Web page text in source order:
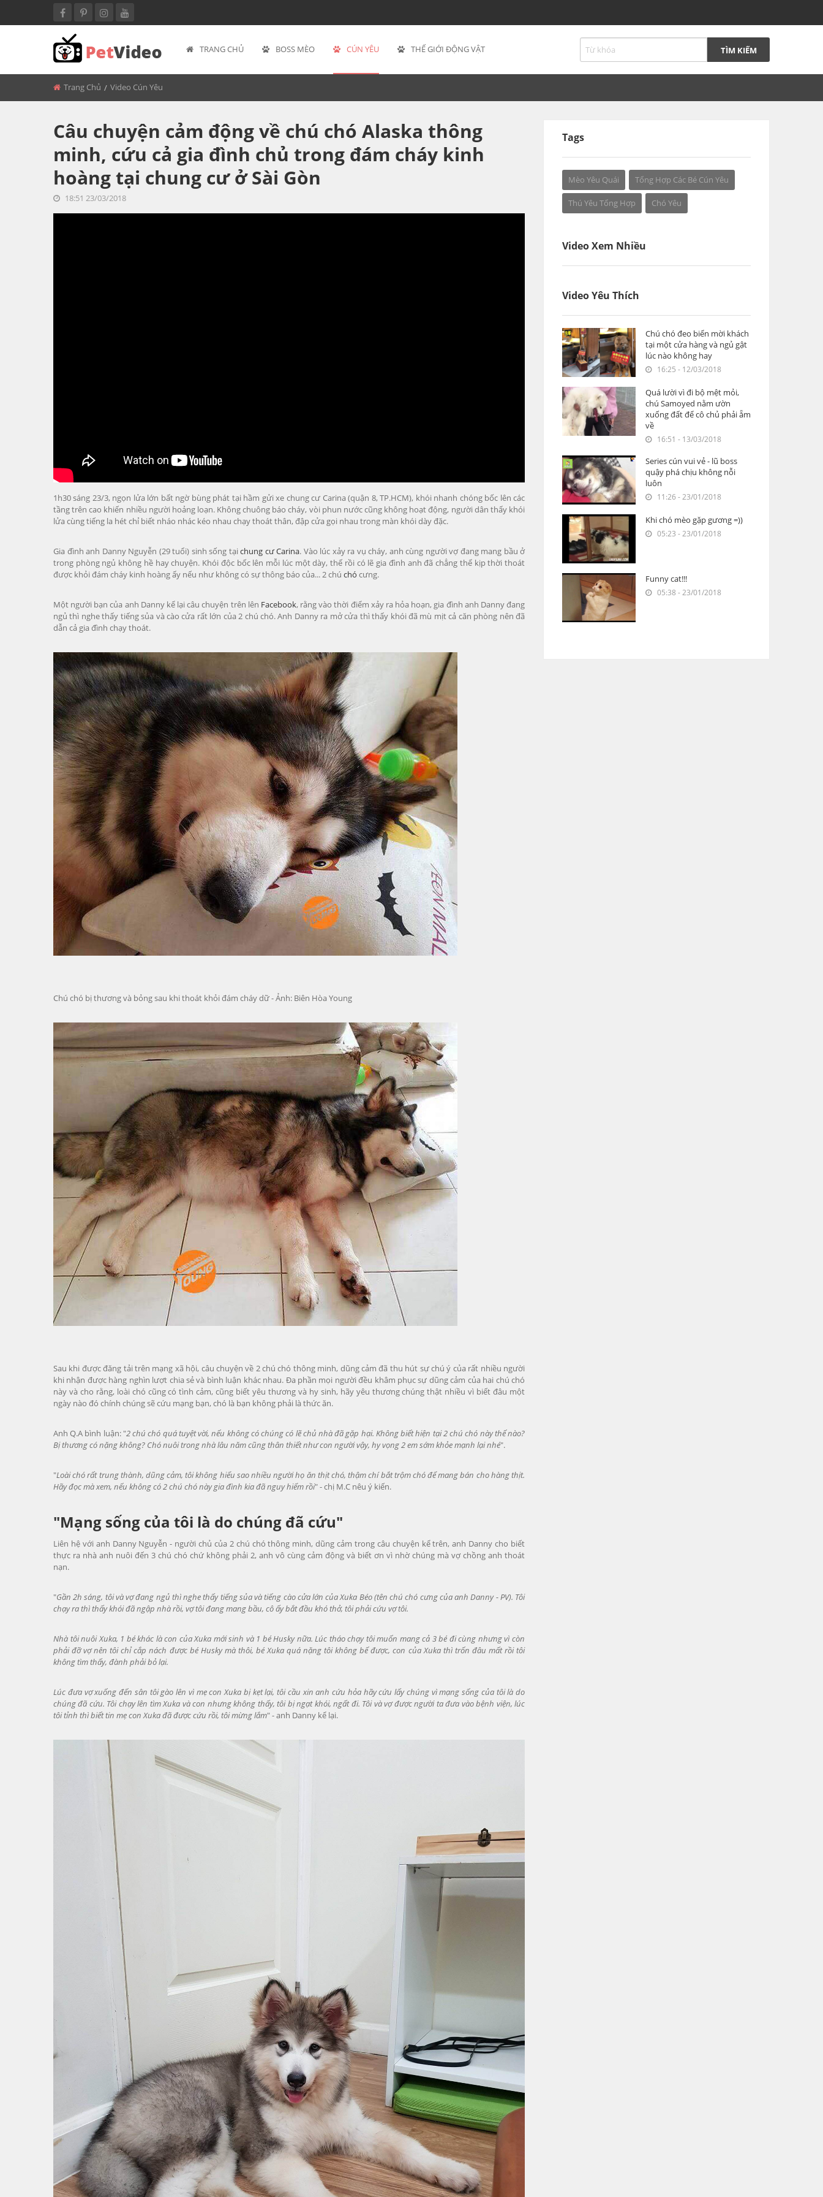
MÈO BÉO
TRANG CHỦ BOSS MÈO CÚN YÊU THẾ GIỚI ĐỘNG VẬT
Trang Chủ Video Cún Yêu
Câu chuyện cảm động về chú chó Alaska thông
minh, cứu cả gia đình chủ trong đám cháy kinh
hoàng tại chung cư ở Sài Gòn
18:51 23/03/2018
1h30 sáng 23/3, ngọn lửa lớn bất ngờ bùng phát tại hầm gửi xe chung cư Carina (quận 8, TP.HCM), khói nhanh chóng bốc lên các
tầng trên cao khiến nhiều người hoảng loạn. Không chuông báo cháy, vòi phun nước cũng không hoạt động, người dân thấy khói
lửa cùng tiếng la hét chỉ biết nháo nhác kéo nhau chạy thoát thân, đập cửa gọi nhau trong màn khói dày đặc.
Gia đình anh Danny Nguyễn (29 tuổi) sinh sống tạichung cư Carina. Vào lúc xảy ra vụ cháy, anh cùng người vợ đang mang bầu ở
trong phòng ngủ không hề hay chuyện. Khói độc bốc lên mỗi lúc một dày, thế rồi có lẽ gia đình anh đã chẳng thể kịp thời thoát
được khỏi đám cháy kinh hoàng ấy nếu như không có sự thông báo của... 2 chú chó cưng.
Một người bạn của anh Danny kể lại câu chuyện trên lên Facebook, rằng vào thời điểm xảy ra hỏa hoạn, gia đình anh Danny đang
ngủ thì nghe thấy tiếng sủa và cào cửa rất lớn của 2 chú chó. Anh Danny ra mở cửa thì thấy khói đã mù mịt cả căn phòng nên đã
dẫn cả gia đình chạy thoát.
Chú chó bị thương và bỏng sau khi thoát khỏi đám cháy dữ - Ảnh: Biên Hòa Young
Sau khi được đăng tải trên mạng xã hội, câu chuyện về 2 chú chó thông minh, dũng cảm đã thu hút sự chú ý của rất nhiều người
khi nhận được hàng nghìn lượt chia sẻ và bình luận khác nhau. Đa phần mọi người đều khâm phục sự dũng cảm của hai chú chó
này và cho rằng, loài chó cũng có tình cảm, cũng biết yêu thương và hy sinh, hãy yêu thương chúng thật nhiều vì biết đâu một
ngày nào đó chính chúng sẽ cứu mạng bạn, chó là bạn không phải là thức ăn.
Anh Q.A bình luận: "2 chú chó quá tuyệt vời, nếu không có chúng có lẽ chủ nhà đã gặp hại. Không biết hiện tại 2 chú chó này thế nào?
Bị thương có nặng không? Chó nuôi trong nhà lâu năm cũng thân thiết như con người vậy, hy vọng 2 em sớm khỏe mạnh lại nhé".
"Loài chó rất trung thành, dũng cảm, tôi không hiểu sao nhiều người họ ăn thịt chó, thậm chí bắt trộm chó để mang bán cho hàng thịt.
Hãy đọc mà xem, nếu không có 2 chú chó này gia đình kia đã nguy hiểm rồi" - chị M.C nêu ý kiến.
"Mạng sống của tôi là do chúng đã cứu"
Liên hệ với anh Danny Nguyễn - người chủ của 2 chú chó thông minh, dũng cảm trong câu chuyện kể trên, anh Danny cho biết
thực ra nhà anh nuôi đến 3 chú chó chứ không phải 2, anh vô cùng cảm động và biết ơn vì nhờ chúng mà vợ chồng anh thoát
nạn.
"Gần 2h sáng, tôi và vợ đang ngủ thì nghe thấy tiếng sủa và tiếng cào cửa lớn của Xuka Béo (tên chú chó cưng của anh Danny - PV). Tôi
chạy ra thì thấy khói đã ngập nhà rồi, vợ tôi đang mang bầu, cô ấy bắt đầu khó thở, tôi phải cứu vợ tôi.
Nhà tôi nuôi Xuka, 1 bé khác là con của Xuka mới sinh và 1 bé Husky nữa. Lúc tháo chạy tôi muốn mang cả 3 bé đi cùng nhưng vì còn
phải đỡ vợ nên tôi chỉ cắp nách được bé Husky mà thôi, bé Xuka quá nặng tôi không bế được, con của Xuka thì trốn đâu mất rồi tôi
không tìm thấy, đành phải bỏ lại.
Lúc đưa vợ xuống đến sân tôi gào lên vì mẹ con Xuka bị kẹt lại, tôi cầu xin anh cứu hỏa hãy cứu lấy chúng vì mạng sống của tôi là do
chúng đã cứu. Tôi chạy lên tìm Xuka và con nhưng không thấy, tôi bị ngạt khói, ngất đi. Tôi và vợ được người ta đưa vào bệnh viện, lúc
tôi tỉnh thì biết tin mẹ con Xuka đã được cứu rồi, tôi mừng lắm" - anh Danny kể lại.
Tags
Mèo Yêu Quái Tổng Hợp Các Bé Cún Yêu
Thú Yêu Tổng Hợp Chó Yêu
Video Xem Nhiều
Video Yêu Thích
Chú chó đeo biển mời khách
tại một cửa hàng và ngủ gật
lúc nào không hay
16:25 - 12/03/2018
Quá lười vì đi bộ mệt mỏi,
chú Samoyed nằm ườn
xuống đất để cô chủ phải ẵm
về
16:51 - 13/03/2018
Series cún vui vẻ - lũ boss
quậy phá chịu không nỗi
luôn
11:26 - 23/01/2018
Khi chó mèo gặp gương =))
05:23 - 23/01/2018
Funny cat!!!
05:38 - 23/01/2018